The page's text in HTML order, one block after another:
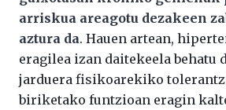
arriskua areagotu dezakeen
aztura da. Hauen artean,
eragilea izan daitekeela behatu
jarduera fisikoarekiko
biriketako funtzioan eragin